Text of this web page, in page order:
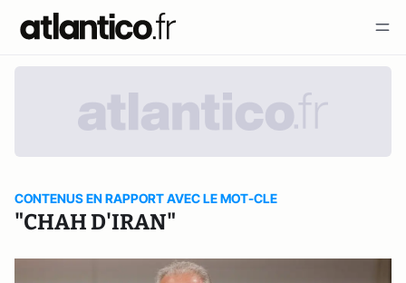
CONTENUS EN RAPPORT AVEC LE MOT-CLE
"CHAH D'IRAN"